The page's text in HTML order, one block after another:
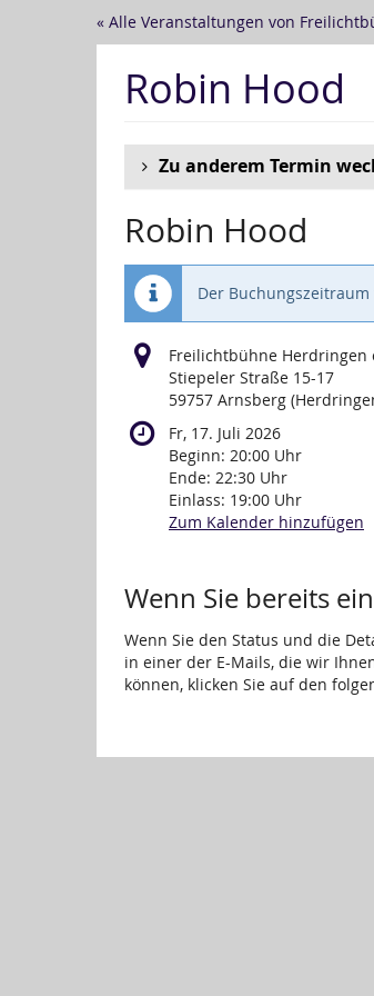
« Alle Veranstaltungen von
Robin Hood
Zu anderem Termin
Robin Hood
Der
Freilichtbühne Herdringen
Stiepeler Straße 15-17
59757 Arnsberg
Fr, 17. Juli 2026
Beginn: 20:00 Uhr
Ende: 22:30 Uhr
Einlass: 19:00 Uhr
Zum Kalender hinzufügen
Wenn Sie bereits
Wenn Sie den Status und die
in einer der E-Mails, die wir
können, klicken Sie auf den